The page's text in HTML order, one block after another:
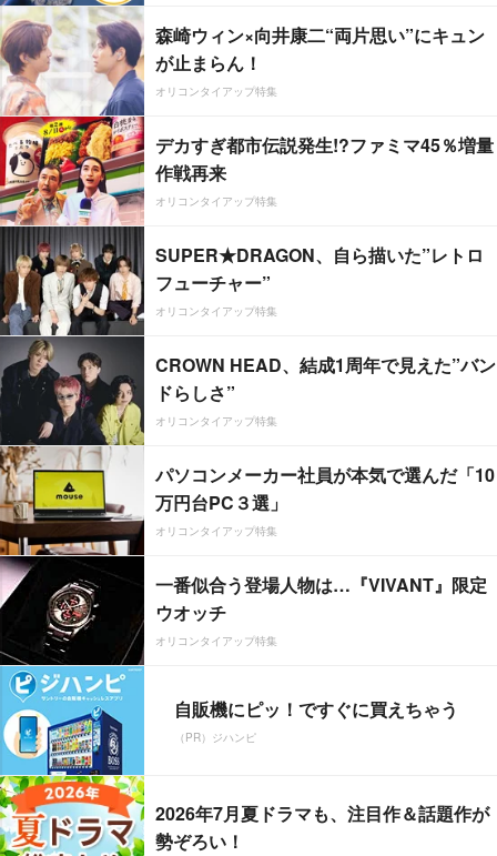
森崎ウィン×向井康二“両片思い”にキュン
が止まらん！
オリコンタイアップ特集
デカすぎ都市伝説発生!?ファミマ45％増量
作戦再来
オリコンタイアップ特集
SUPER★DRAGON、自ら描いた”レトロ
フューチャー”
オリコンタイアップ特集
CROWN HEAD、結成1周年で見えた”バン
ドらしさ”
オリコンタイアップ特集
パソコンメーカー社員が本気で選んだ「10
万円台PC３選」
オリコンタイアップ特集
一番似合う登場人物は…『VIVANT』限定
ウオッチ
オリコンタイアップ特集
自販機にピッ！ですぐに買えちゃう
（PR）ジハンピ
2026年7月夏ドラマも、注目作＆話題作が
勢ぞろい！